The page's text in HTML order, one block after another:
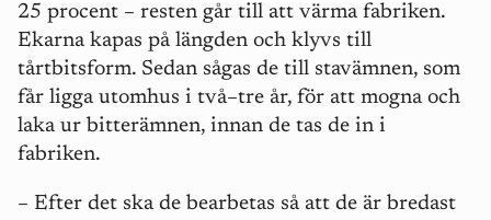
25 procent – resten går till att värma fabriken.
Ekarna kapas på längden och klyvs till
tårtbitsform. Sedan sågas de till stavämnen, som
får ligga utomhus i två–tre år, för att mogna och
laka ur bitterämnen, innan de tas de in i
fabriken.
– Efter det ska de bearbetas så att de är bredast